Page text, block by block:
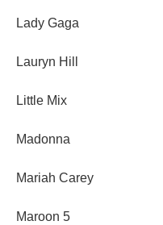
Lady Gaga
Lauryn Hill
Little Mix
Madonna
Mariah Carey
Maroon 5